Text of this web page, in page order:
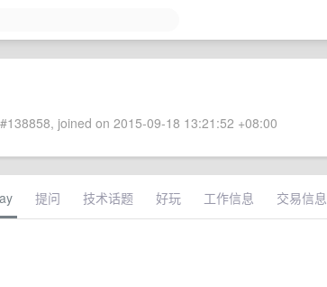
joined on 2015-09-18 13:21:52 +08:00
提问 技术话题 好玩 工作信息 交易信息